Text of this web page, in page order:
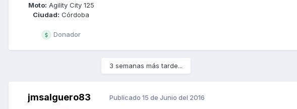
Moto: Agility City 125
Ciudad: Córdoba
Donador
3 semanas más tarde...
jmsalguero83 Publicado 15 de Junio del 2016